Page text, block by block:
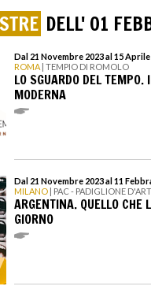
DELL' 01
Dal 21 Novembre 2023 al 15 Aprile
ROMA | TEMPIO DI ROMOLO
LO SGUARDO DEL
MODERNA
Dal 21 Novembre 2023 al 11
MILANO | PAC - PADIGLIONE
ARGENTINA. QUELLO CHE
GIORNO